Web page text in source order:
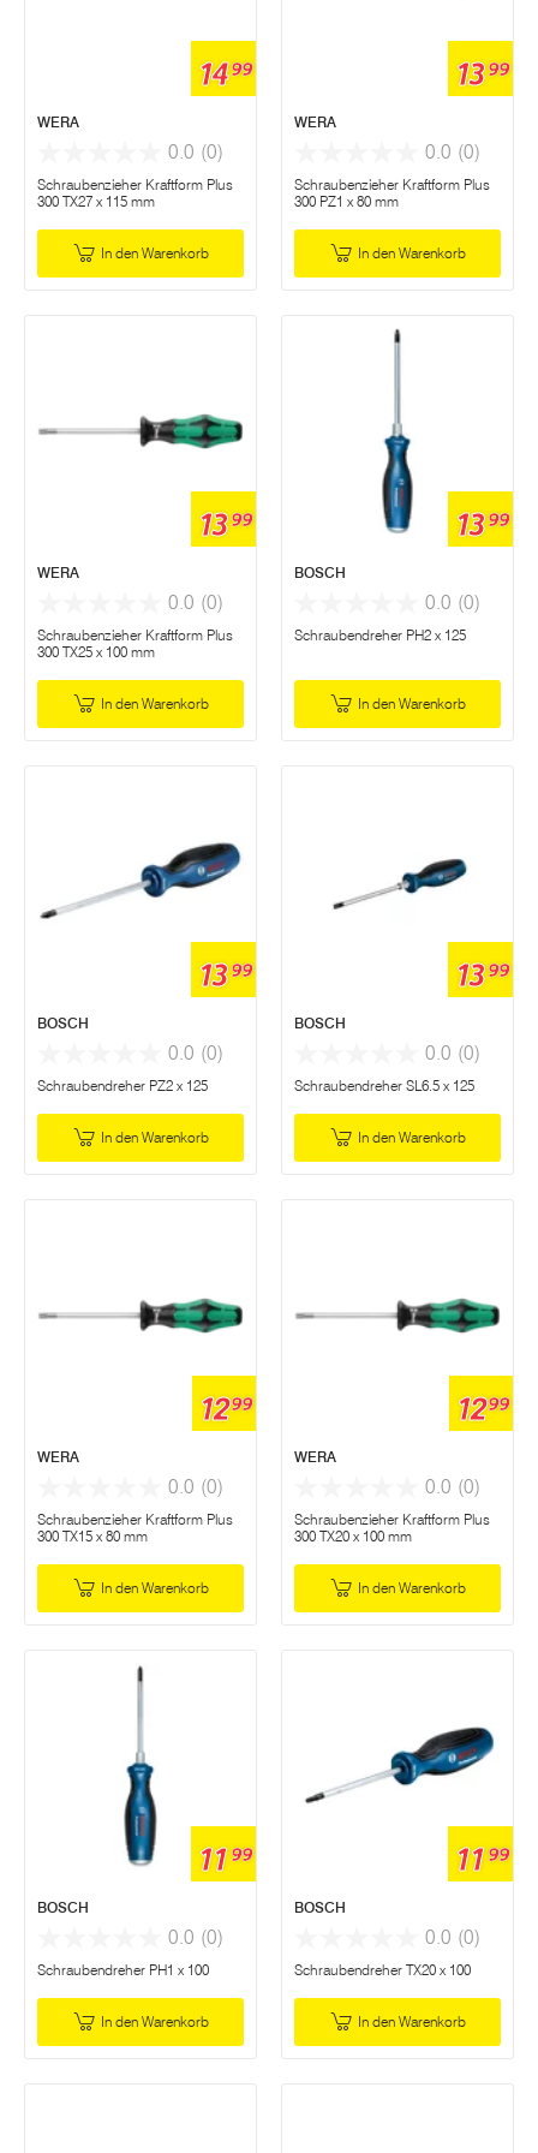
1499
WERA
0.0 (0)
Schraubenzieher Kraftform Plus
300 TX27 x 115 mm
In den Warenkorb
1399
WERA
0.0 (0)
Schraubenzieher Kraftform Plus
300 PZ1 x 80 mm
In den Warenkorb
1399
WERA
0.0 (0)
Schraubenzieher Kraftform Plus
300 TX25 x 100 mm
In den Warenkorb
1399
BOSCH
0.0 (0)
Schraubendreher PH2 x 125
In den Warenkorb
1399
BOSCH
0.0 (0)
Schraubendreher PZ2 x 125
In den Warenkorb
1399
BOSCH
0.0 (0)
Schraubendreher SL6.5 x 125
In den Warenkorb
1299
WERA
0.0 (0)
Schraubenzieher Kraftform Plus
300 TX15 x 80 mm
In den Warenkorb
1299
WERA
0.0 (0)
Schraubenzieher Kraftform Plus
300 TX20 x 100 mm
In den Warenkorb
1199
BOSCH
0.0 (0)
Schraubendreher PH1 x 100
In den Warenkorb
1199
BOSCH
0.0 (0)
Schraubendreher TX20 x 100
In den Warenkorb